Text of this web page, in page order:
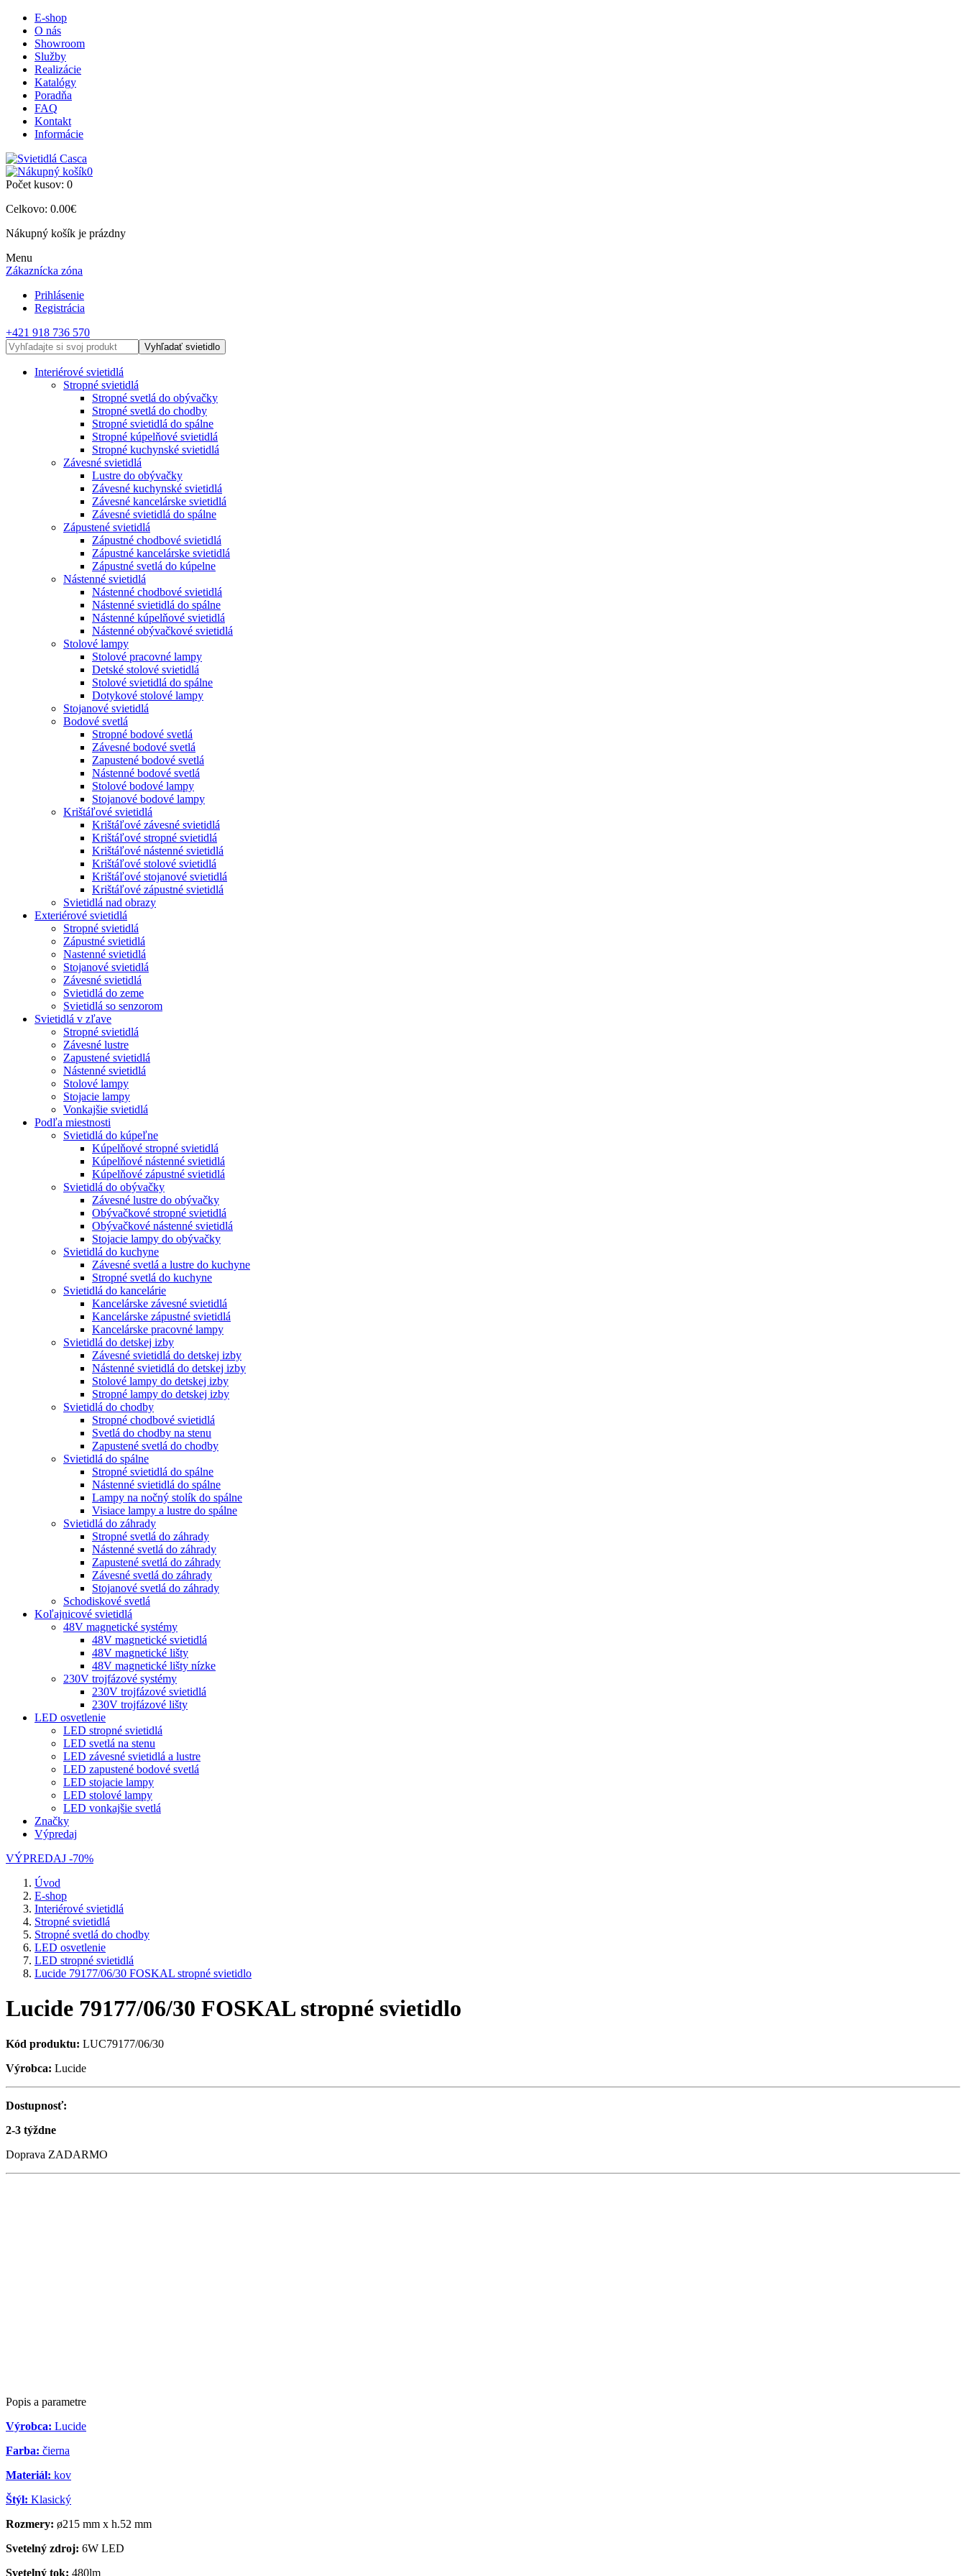
E-shop
O nás
Showroom
Služby
Realizácie
Katalógy
Poradňa
FAQ
Kontakt
Informácie
0
Počet kusov: 0
Celkovo: 0.00€
Nákupný košík je prázdny
Menu
Zákaznícka zóna
Prihlásenie
Registrácia
+421 918 736 570
Vyhľadať svietidlo
Interiérové svietidlá
Stropné svietidlá
Stropné svetlá do obývačky
Stropné svetlá do chodby
Stropné svietidlá do spálne
Stropné kúpelňové svietidlá
Stropné kuchynské svietidlá
Závesné svietidlá
Lustre do obývačky
Závesné kuchynské svietidlá
Závesné kancelárske svietidlá
Závesné svietidlá do spálne
Zápustené svietidlá
Zápustné chodbové svietidlá
Zápustné kancelárske svietidlá
Zápustné svetlá do kúpelne
Nástenné svietidlá
Nástenné chodbové svietidlá
Nástenné svietidlá do spálne
Nástenné kúpelňové svietidlá
Nástenné obývačkové svietidlá
Stolové lampy
Stolové pracovné lampy
Detské stolové svietidlá
Stolové svietidlá do spálne
Dotykové stolové lampy
Stojanové svietidlá
Bodové svetlá
Stropné bodové svetlá
Závesné bodové svetlá
Zapustené bodové svetlá
Nástenné bodové svetlá
Stolové bodové lampy
Stojanové bodové lampy
Krištáľové svietidlá
Krištáľové závesné svietidlá
Krištáľové stropné svietidlá
Krištáľové nástenné svietidlá
Krištáľové stolové svietidlá
Krištáľové stojanové svietidlá
Krištáľové zápustné svietidlá
Svietidlá nad obrazy
Exteriérové svietidlá
Stropné svietidlá
Zápustné svietidlá
Nastenné svietidlá
Stojanové svietidlá
Závesné svietidlá
Svietidlá do zeme
Svietidlá so senzorom
Svietidlá v zľave
Stropné svietidlá
Závesné lustre
Zapustené svietidlá
Nástenné svietidlá
Stolové lampy
Stojacie lampy
Vonkajšie svietidlá
Podľa miestnosti
Svietidlá do kúpeľne
Kúpelňové stropné svietidlá
Kúpelňové nástenné svietidlá
Kúpelňové zápustné svietidlá
Svietidlá do obývačky
Závesné lustre do obývačky
Obývačkové stropné svietidlá
Obývačkové nástenné svietidlá
Stojacie lampy do obývačky
Svietidlá do kuchyne
Závesné svetlá a lustre do kuchyne
Stropné svetlá do kuchyne
Svietidlá do kancelárie
Kancelárske závesné svietidlá
Kancelárske zápustné svietidlá
Kancelárske pracovné lampy
Svietidlá do detskej izby
Závesné svietidlá do detskej izby
Nástenné svietidlá do detskej izby
Stolové lampy do detskej izby
Stropné lampy do detskej izby
Svietidlá do chodby
Stropné chodbové svietidlá
Svetlá do chodby na stenu
Zapustené svetlá do chodby
Svietidlá do spálne
Stropné svietidlá do spálne
Nástenné svietidlá do spálne
Lampy na nočný stolík do spálne
Visiace lampy a lustre do spálne
Svietidlá do záhrady
Stropné svetlá do záhrady
Nástenné svetlá do záhrady
Zapustené svetlá do záhrady
Závesné svetlá do záhrady
Stojanové svetlá do záhrady
Schodiskové svetlá
Koľajnicové svietidlá
48V magnetické systémy
48V magnetické svietidlá
48V magnetické lišty
48V magnetické lišty nízke
230V trojfázové systémy
230V trojfázové svietidlá
230V trojfázové lišty
LED osvetlenie
LED stropné svietidlá
LED svetlá na stenu
LED závesné svietidlá a lustre
LED zapustené bodové svetlá
LED stojacie lampy
LED stolové lampy
LED vonkajšie svetlá
Značky
Výpredaj
VÝPREDAJ -70%
Úvod
E-shop
Interiérové svietidlá
Stropné svietidlá
Stropné svetlá do chodby
LED osvetlenie
LED stropné svietidlá
Lucide 79177/06/30 FOSKAL stropné svietidlo
Lucide 79177/06/30 FOSKAL stropné svietidlo
Kód produktu: LUC79177/06/30
Výrobca: Lucide
Dostupnosť:
2-3 týždne
Doprava ZADARMO
Popis a parametre
Výrobca: Lucide
Farba: čierna
Materiál: kov
Štýl: Klasický
Rozmery: ø215 mm x h.52 mm
Svetelný zdroj: 6W LED
Svetelný tok: 480lm